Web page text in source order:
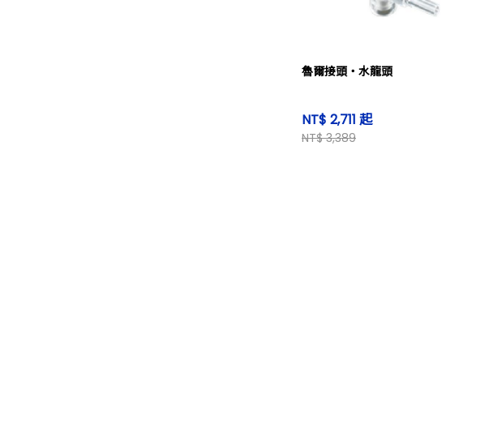
魯爾接頭・水龍頭
NT$ 2,711 起
NT$ 3,389